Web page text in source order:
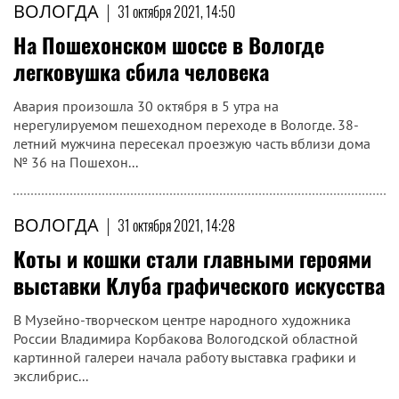
ВОЛОГДА | 31 октября 2021, 14:50
На Пошехонском шоссе в Вологде
легковушка сбила человека
Авария произошла 30 октября в 5 утра на
нерегулируемом пешеходном переходе в Вологде. 38-
летний мужчина пересекал проезжую часть вблизи дома
№ 36 на Пошехон...
ВОЛОГДА | 31 октября 2021, 14:28
Коты и кошки стали главными героями
выставки Клуба графического искусства
В Музейно-творческом центре народного художника
России Владимира Корбакова Вологодской областной
картинной галереи начала работу выставка графики и
экслибрис...